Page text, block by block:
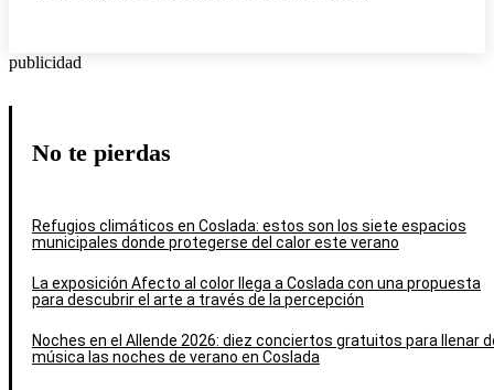
publicidad
No te pierdas
Refugios climáticos en Coslada: estos son los siete espacios
municipales donde protegerse del calor este verano
La exposición Afecto al color llega a Coslada con una propuesta
para descubrir el arte a través de la percepción
Noches en el Allende 2026: diez conciertos gratuitos para llenar
música las noches de verano en Coslada